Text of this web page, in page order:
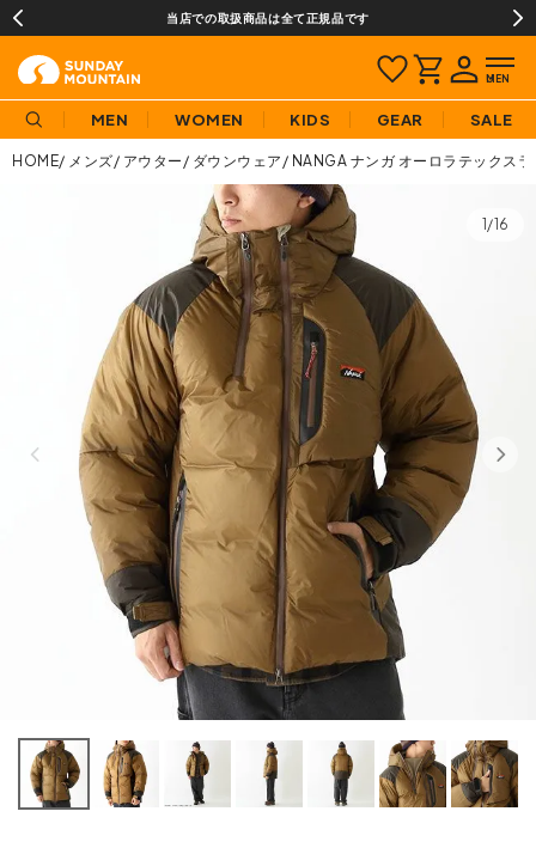
当店での取扱商品は全て正規品です
MEN WOMEN KIDS GEAR SALE
HOME メンズ アウター ダウンウェア NANGA ナンガ オーロラテックス
1/16